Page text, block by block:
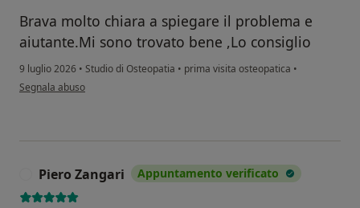
Brava molto chiara a spiegare il problema e
aiutante.Mi sono trovato bene ,Lo consiglio
9 luglio 2026 • Studio di Osteopatia • prima visita osteopatica •
secondo l'opinione dell'utente Marinela Hasalla
Segnala abuso
Piero Zangari Appuntamento verificato